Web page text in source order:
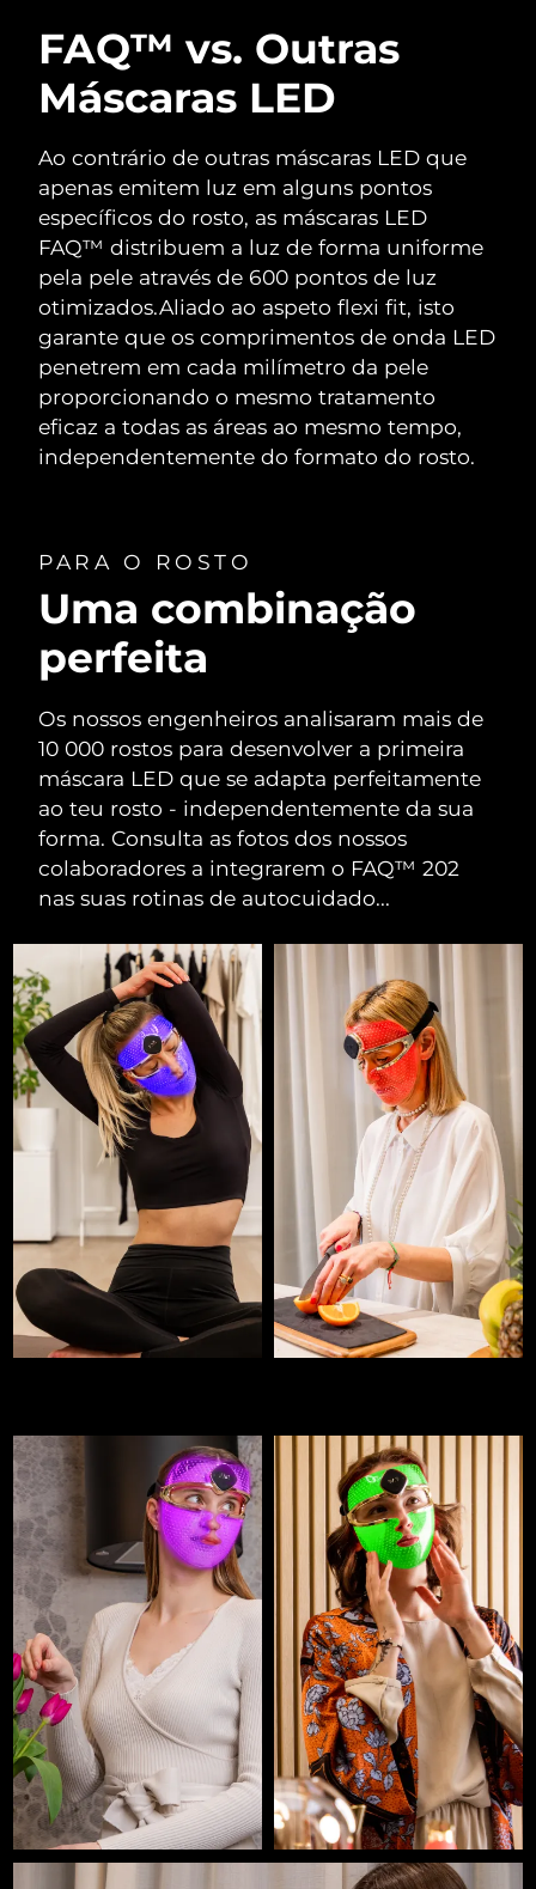
FAQ™ vs. Outras
Máscaras LED
Ao contrário de outras máscaras LED que
apenas emitem luz em alguns pontos
específicos do rosto, as máscaras LED
FAQ™ distribuem a luz de forma uniforme
pela pele através de 600 pontos de luz
otimizados.Aliado ao aspeto flexi fit, isto
garante que os comprimentos de onda LED
penetrem em cada milímetro da pele
proporcionando o mesmo tratamento
eficaz a todas as áreas ao mesmo tempo,
independentemente do formato do rosto.
PARA O ROSTO
Uma combinação
perfeita
Os nossos engenheiros analisaram mais de
10 000 rostos para desenvolver a primeira
máscara LED que se adapta perfeitamente
ao teu rosto - independentemente da sua
forma. Consulta as fotos dos nossos
colaboradores a integrarem o FAQ™ 202
nas suas rotinas de autocuidado...